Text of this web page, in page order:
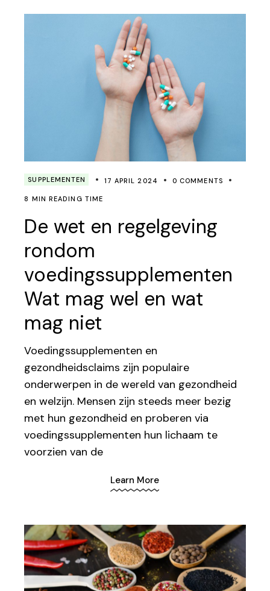
SUPPLEMENTEN 17 APRIL 2024 0 COMMENTS
8 MIN READING TIME
De wet en regelgeving
rondom
voedingssupplementen
Wat mag wel en wat
mag niet
Voedingssupplementen en
gezondheidsclaims zijn populaire
onderwerpen in de wereld van gezondheid
en welzijn. Mensen zijn steeds meer bezig
met hun gezondheid en proberen via
voedingssupplementen hun lichaam te
voorzien van de
Learn More